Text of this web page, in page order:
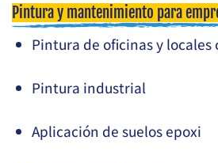
Pintura y mantenimiento para
Pintura de oficinas y locales
Pintura industrial
Aplicación de suelos epoxi